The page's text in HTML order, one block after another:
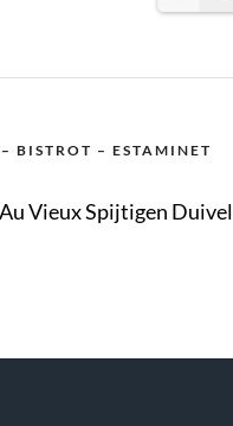
BISTROT – ESTAMINET
Au Vieux Spijtigen Duivel